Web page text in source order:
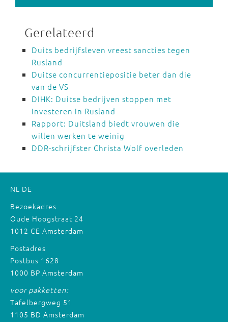
Gerelateerd
Duits bedrijfsleven vreest sancties tegen
Rusland
Duitse concurrentiepositie beter dan die
van de VS
DIHK: Duitse bedrijven stoppen met
investeren in Rusland
Rapport: Duitsland biedt vrouwen die
willen werken te weinig
DDR-schrijfster Christa Wolf overleden
NL DE
Bezoekadres
Oude Hoogstraat 24
1012 CE Amsterdam
Postadres
Postbus 1628
1000 BP Amsterdam
voor pakketten:
Tafelbergweg 51
1105 BD Amsterdam